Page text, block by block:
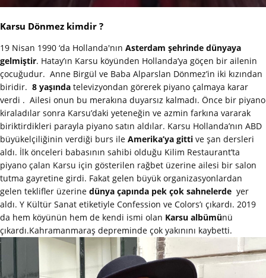
Karsu Dönmez kimdir ?
19 Nisan 1990 ‘da Hollanda'nın Asterdam şehrinde dünyaya
gelmiştir. Hatay’ın Karsu köyünden Hollanda’ya göçen bir ailenin
çocuğudur. Anne Birgül ve Baba Alparslan Dönmez’in iki kızından
biridir. 8 yaşında televizyondan görerek piyano çalmaya karar
verdi . Ailesi onun bu merakına duyarsız kalmadı. Önce bir piyano
kiraladılar sonra Karsu’daki yeteneğin ve azmin farkına vararak
biriktirdikleri parayla piyano satın aldılar. Karsu Hollanda’nın ABD
büyükelçiliğinin verdiği burs ile Amerika’ya gitti ve şan dersleri
aldı. İlk önceleri babasının sahibi olduğu Kilim Restaurant’ta
piyano çalan Karsu için gösterilen rağbet üzerine ailesi bir salon
tutma gayretine girdi. Fakat gelen büyük organizasyonlardan
gelen teklifler üzerine dünya çapında pek çok sahnelerde yer
aldı. Y Kültür Sanat etiketiyle Confession ve Colors’ı çıkardı. 2019
da hem köyünün hem de kendi ismi olan Karsu albümünü
çıkardı.Kahramanmaraş depreminde çok yakınını kaybetti.